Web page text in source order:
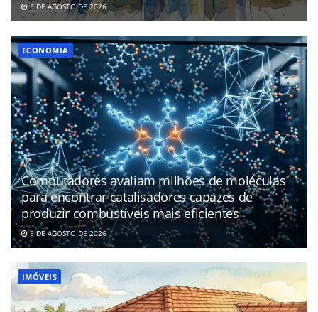
5 DE AGOSTO DE 2026
ECONOMIA
Computadores avaliam milhões de moléculas
para encontrar catalisadores capazes de
produzir combustíveis mais eficientes
5 DE AGOSTO DE 2026
IMÓVEIS